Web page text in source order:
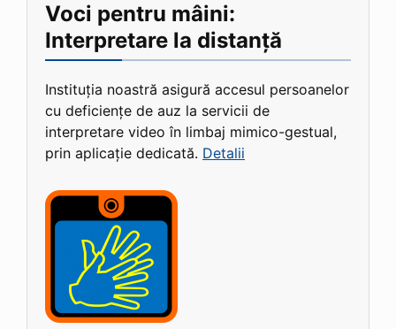
Voci pentru mâini:
Interpretare la distanță
Instituția noastră asigură accesul persoanelor
cu deficiențe de auz la servicii de
interpretare video în limbaj mimico-gestual,
prin aplicație dedicată. Detalii